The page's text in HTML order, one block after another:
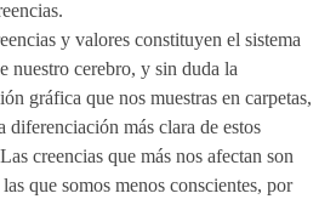
y valores constituyen el sistema
nuestro cerebro, y sin duda la
gráfica que nos muestras en carpetas,
diferenciación más clara de estos
creencias que más nos afectan son
que somos menos conscientes, por